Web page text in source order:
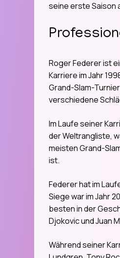
seine erste Saison
Roger Federer ist
Karriere im Jahr
Grand-Slam-
verschiedene
Im Laufe seiner
der Weltrangliste,
meisten Grand-
ist.
Federer hat im
Siege war im Jahr
besten in der
Djokovic und Juan
Während seiner